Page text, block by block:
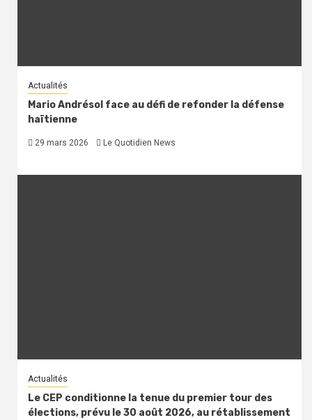
Actualités
Mario Andrésol face au défi de refonder la défense
haïtienne
29 mars 2026 Le Quotidien News
Actualités
Le CEP conditionne la tenue du premier tour des
élections, prévu le 30 août 2026, au rétablissement